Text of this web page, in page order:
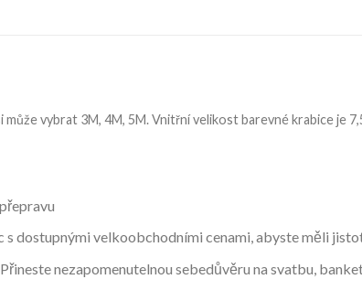
může vybrat 3M, 4M, 5M. Vnitřní velikost barevné krabice je
dostupnými velkoobchodními cenami, abyste měli
nezapomenutelnou sebedůvěru na svatbu,